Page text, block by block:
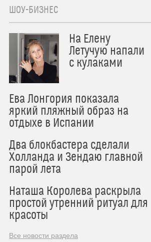
ШОУ-БИЗНЕС
На Елену
Летучую напали
с кулаками
Ева Лонгория показала
яркий пляжный образ на
отдыхе в Испании
Два блокбастера сделали
Холланда и Зендаю главной
парой лета
Наташа Королева раскрыла
простой утренний ритуал для
красоты
Все новости раздела